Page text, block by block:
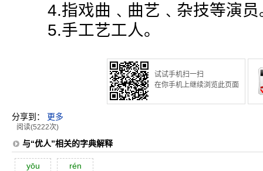
4.指戏曲﹑曲艺﹑杂技等演员
5.手工艺工人。
试试手机扫一扫
在你手机上继续浏览此页面
分享到： 更多
阅读(5222次)
与“优人”相关的字典解释
yōu rén